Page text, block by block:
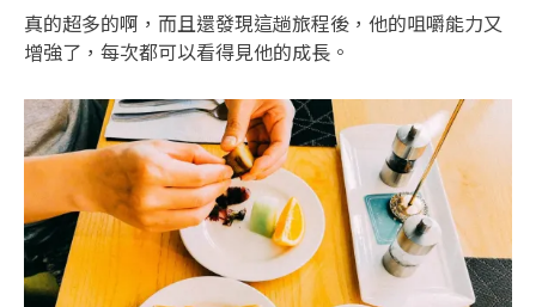
真的超多的啊，而且還發現這趟旅程後，他的咀嚼能力又
增強了，每次都可以看得見他的成長。